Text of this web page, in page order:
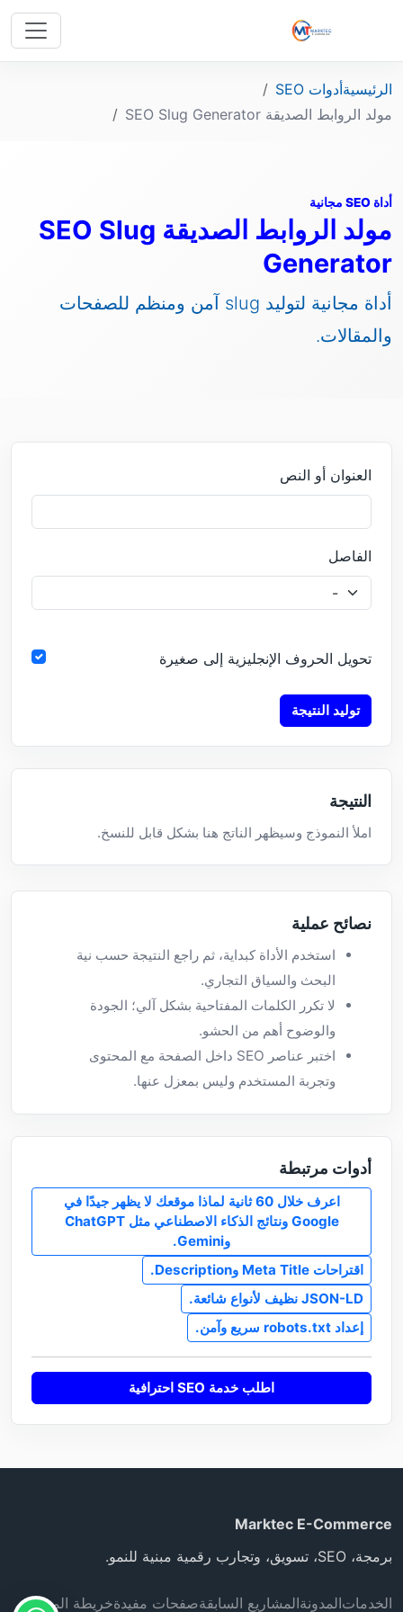
الرئيسيةأدوات SEO
مولد الروابط الصديقة SEO Slug Generator
أداة SEO مجانية
مولد الروابط الصديقة SEO Slug
Generator
أداة مجانية لتوليد slug آمن ومنظم للصفحات
والمقالات.
العنوان أو النص
الفاصل
تحويل الحروف الإنجليزية إلى صغيرة
توليد النتيجة
النتيجة
املأ النموذج وسيظهر الناتج هنا بشكل قابل للنسخ.
نصائح عملية
استخدم الأداة كبداية، ثم راجع النتيجة حسب نية
البحث والسياق التجاري.
لا تكرر الكلمات المفتاحية بشكل آلي؛ الجودة
والوضوح أهم من الحشو.
اختبر عناصر SEO داخل الصفحة مع المحتوى
وتجربة المستخدم وليس بمعزل عنها.
أدوات مرتبطة
اعرف خلال 60 ثانية لماذا موقعك لا يظهر جيدًا في
Google ونتائج الذكاء الاصطناعي مثل ChatGPT
وGemini.
اقتراحات Meta Title وDescription.
JSON-LD نظيف لأنواع شائعة.
إعداد robots.txt سريع وآمن.
اطلب خدمة SEO احترافية
Marktec E-Commerce
برمجة، SEO، تسويق، وتجارب رقمية مبنية للنمو.
الخدماتالمدونةالمشاريع السابقةصفحات مفيدةخريطة الموقع